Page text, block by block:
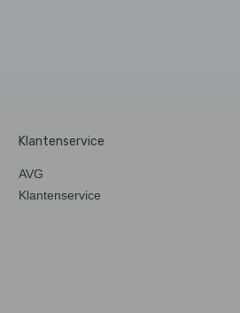
Klantenservice
AVG
Klantenservice